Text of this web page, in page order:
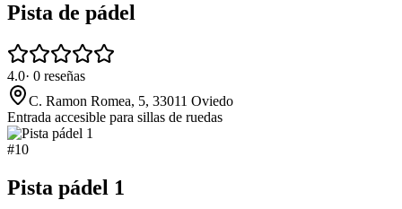
Pista de pádel
4.0· 0 reseñas
C. Ramon Romea, 5, 33011 Oviedo
Entrada accesible para sillas de ruedas
#10
Pista pádel 1